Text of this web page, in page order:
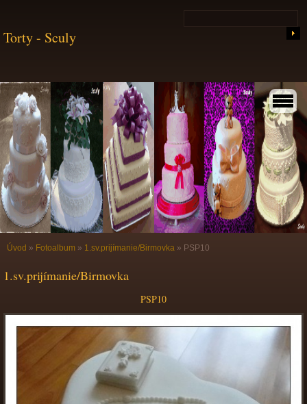
Torty - Sculy
Úvod » Fotoalbum » 1.sv.prijímanie/Birmovka » PSP10
1.sv.prijímanie/Birmovka
PSP10